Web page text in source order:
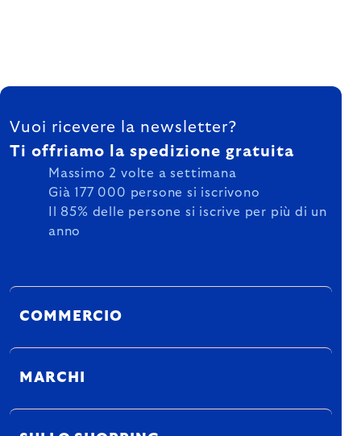
FOOTER
Vuoi ricevere la newsletter?
Ti offriamo la spedizione gratuita
Massimo 2 volte a settimana
Già 177 000 persone si iscrivono
Il 85% delle persone si iscrive per più di un
anno
COMMERCIO
MARCHI